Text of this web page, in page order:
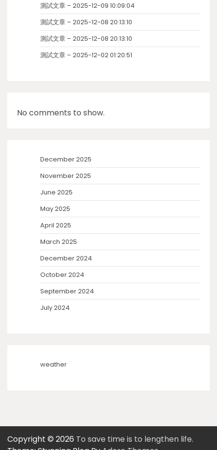
測試文章 – 2025-12-09 10:09:04
測試文章 – 2025-12-08 20:13:10
測試文章 – 2025-12-08 20:13:10
測試文章 – 2025-12-02 01:20:51
No comments to show.
December 2025
November 2025
June 2025
May 2025
April 2025
March 2025
December 2024
October 2024
September 2024
July 2024
weather
Copyright © 2026 To save time is to lengthen life.